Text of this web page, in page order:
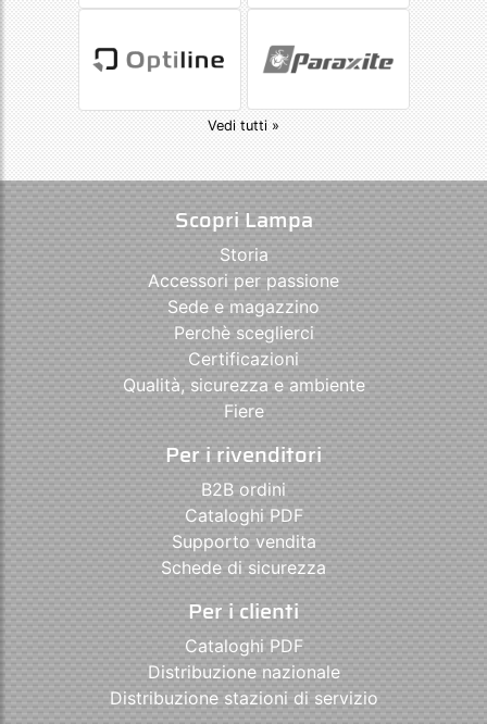
Vedi tutti »
Scopri Lampa
Storia
Accessori per passione
Sede e magazzino
Perchè sceglierci
Certificazioni
Qualità, sicurezza e ambiente
Fiere
Per i rivenditori
B2B ordini
Cataloghi PDF
Supporto vendita
Schede di sicurezza
Per i clienti
Cataloghi PDF
Distribuzione nazionale
Distribuzione stazioni di servizio